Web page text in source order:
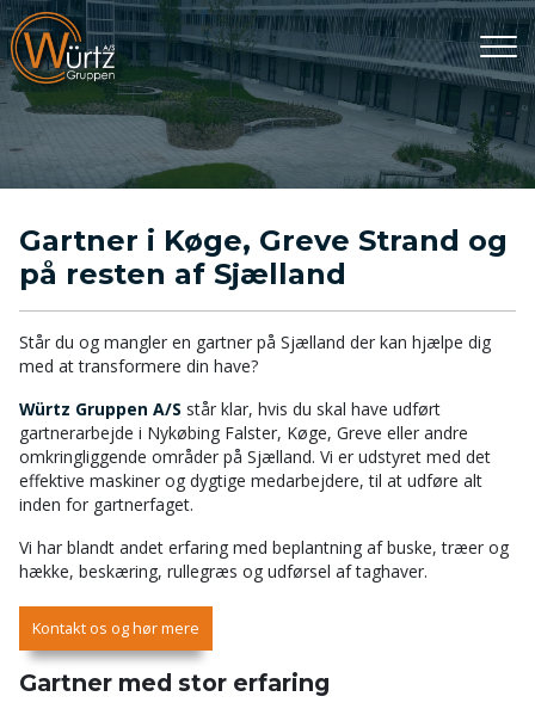
Gå
til
hovedindhold
Gartner i Køge, Greve Strand og
på resten af Sjælland
Står du og mangler en gartner på Sjælland der kan hjælpe dig
med at transformere din have?
Würtz Gruppen A/S står klar, hvis du skal have udført
gartnerarbejde i Nykøbing Falster, Køge, Greve eller andre
omkringliggende områder på Sjælland. Vi er udstyret med det
effektive maskiner og dygtige medarbejdere, til at udføre alt
inden for gartnerfaget.
Vi har blandt andet erfaring med beplantning af buske, træer og
hække, beskæring, rullegræs og udførsel af taghaver.
Kontakt os og hør mere
Gartner med stor erfaring